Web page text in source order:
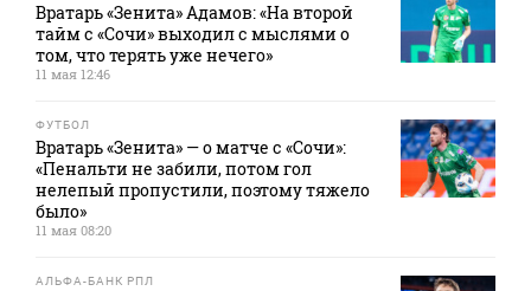
Вратарь «Зенита» Адамов: «На второй
тайм с «Сочи» выходил с мыслями о
том, что терять уже нечего»
11 мая 12:46
ФУТБОЛ
Вратарь «Зенита» — о матче с «Сочи»:
«Пенальти не забили, потом гол
нелепый пропустили, поэтому тяжело
было»
11 мая 08:20
АЛЬФА-БАНК РПЛ